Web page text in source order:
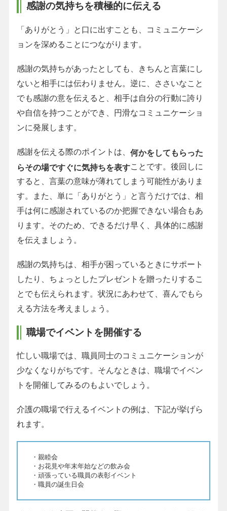
感謝の気持ちを積極的に伝える
「ありがとう」と口に出すことも、コミュニケーシ
ョンを深めることにつながります。
感謝の気持ちがあったとしても、きちんと言葉にし
ないと相手には伝わりません。逆に、ささいなこと
でも感謝の意を伝えると、相手は自分の行動に誇り
や自信を持つことができ、円滑なコミュニケーショ
ンに発展します。
感謝を伝える際のポイントは、 何かをしてもらった
らその場ですぐに気持ちを表すことです。後回しに
すると、言葉の意味が薄れてしまう可能性がありま
す。また、単に「ありがとう」と言うだけでは、相
手は何に感謝されているのか把握できない場合もあ
ります。そのため、できるだけ早く、具体的に感謝
を伝えましょう。
感謝の気持ちは、相手が困っているときにサポート
したり、ちょっとしたプレゼントを贈ったりするこ
とでも伝えられます。状況にあわせて、喜んでもら
える方法を考えましょう。
職場でイベントを開催する
忙しい職場では、職員同士のコミュニケーションが
少なくなりがちです。そんなときは、職場でイベン
トを開催してみるのもよいでしょう。
介護の職場で行えるイベントの例は、下記が挙げら
れます。
・親睦会
・お花見や年末年始などの飲み会
・頑張っている職員の表彰イベント
・職員の誕生日会